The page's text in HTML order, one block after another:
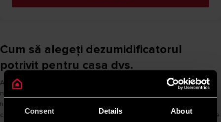
Consent Details About
Cum să alegeți dezumidificatorul
potrivit pentru casa dvs.
Alegerea
potrivit depinde de suprafața camerei,
nivelul de umiditate, frecvența de utilizare și tipul de spațiu în care va
fi folosit. Pentru camere mici sau birouri poate fi suficient un aparat
compact, în timp ce pentru spații mai mari, subsoluri sau camere foarte